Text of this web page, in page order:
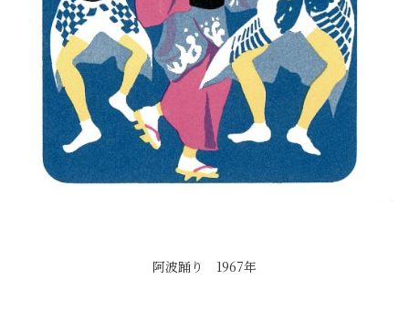
阿波踊り 1967年